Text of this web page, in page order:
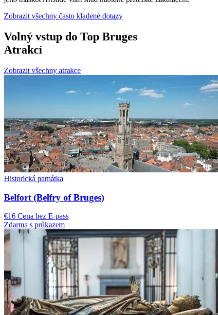
Zobrazit všechny často kladené dotazy
Volný vstup do Top Bruges
Atrakcí
Zobrazit všechny atrakce
Historická památka
Belfort (Belfry of Bruges)
€16 Cena bez E-pass
Zdarma s průkazem